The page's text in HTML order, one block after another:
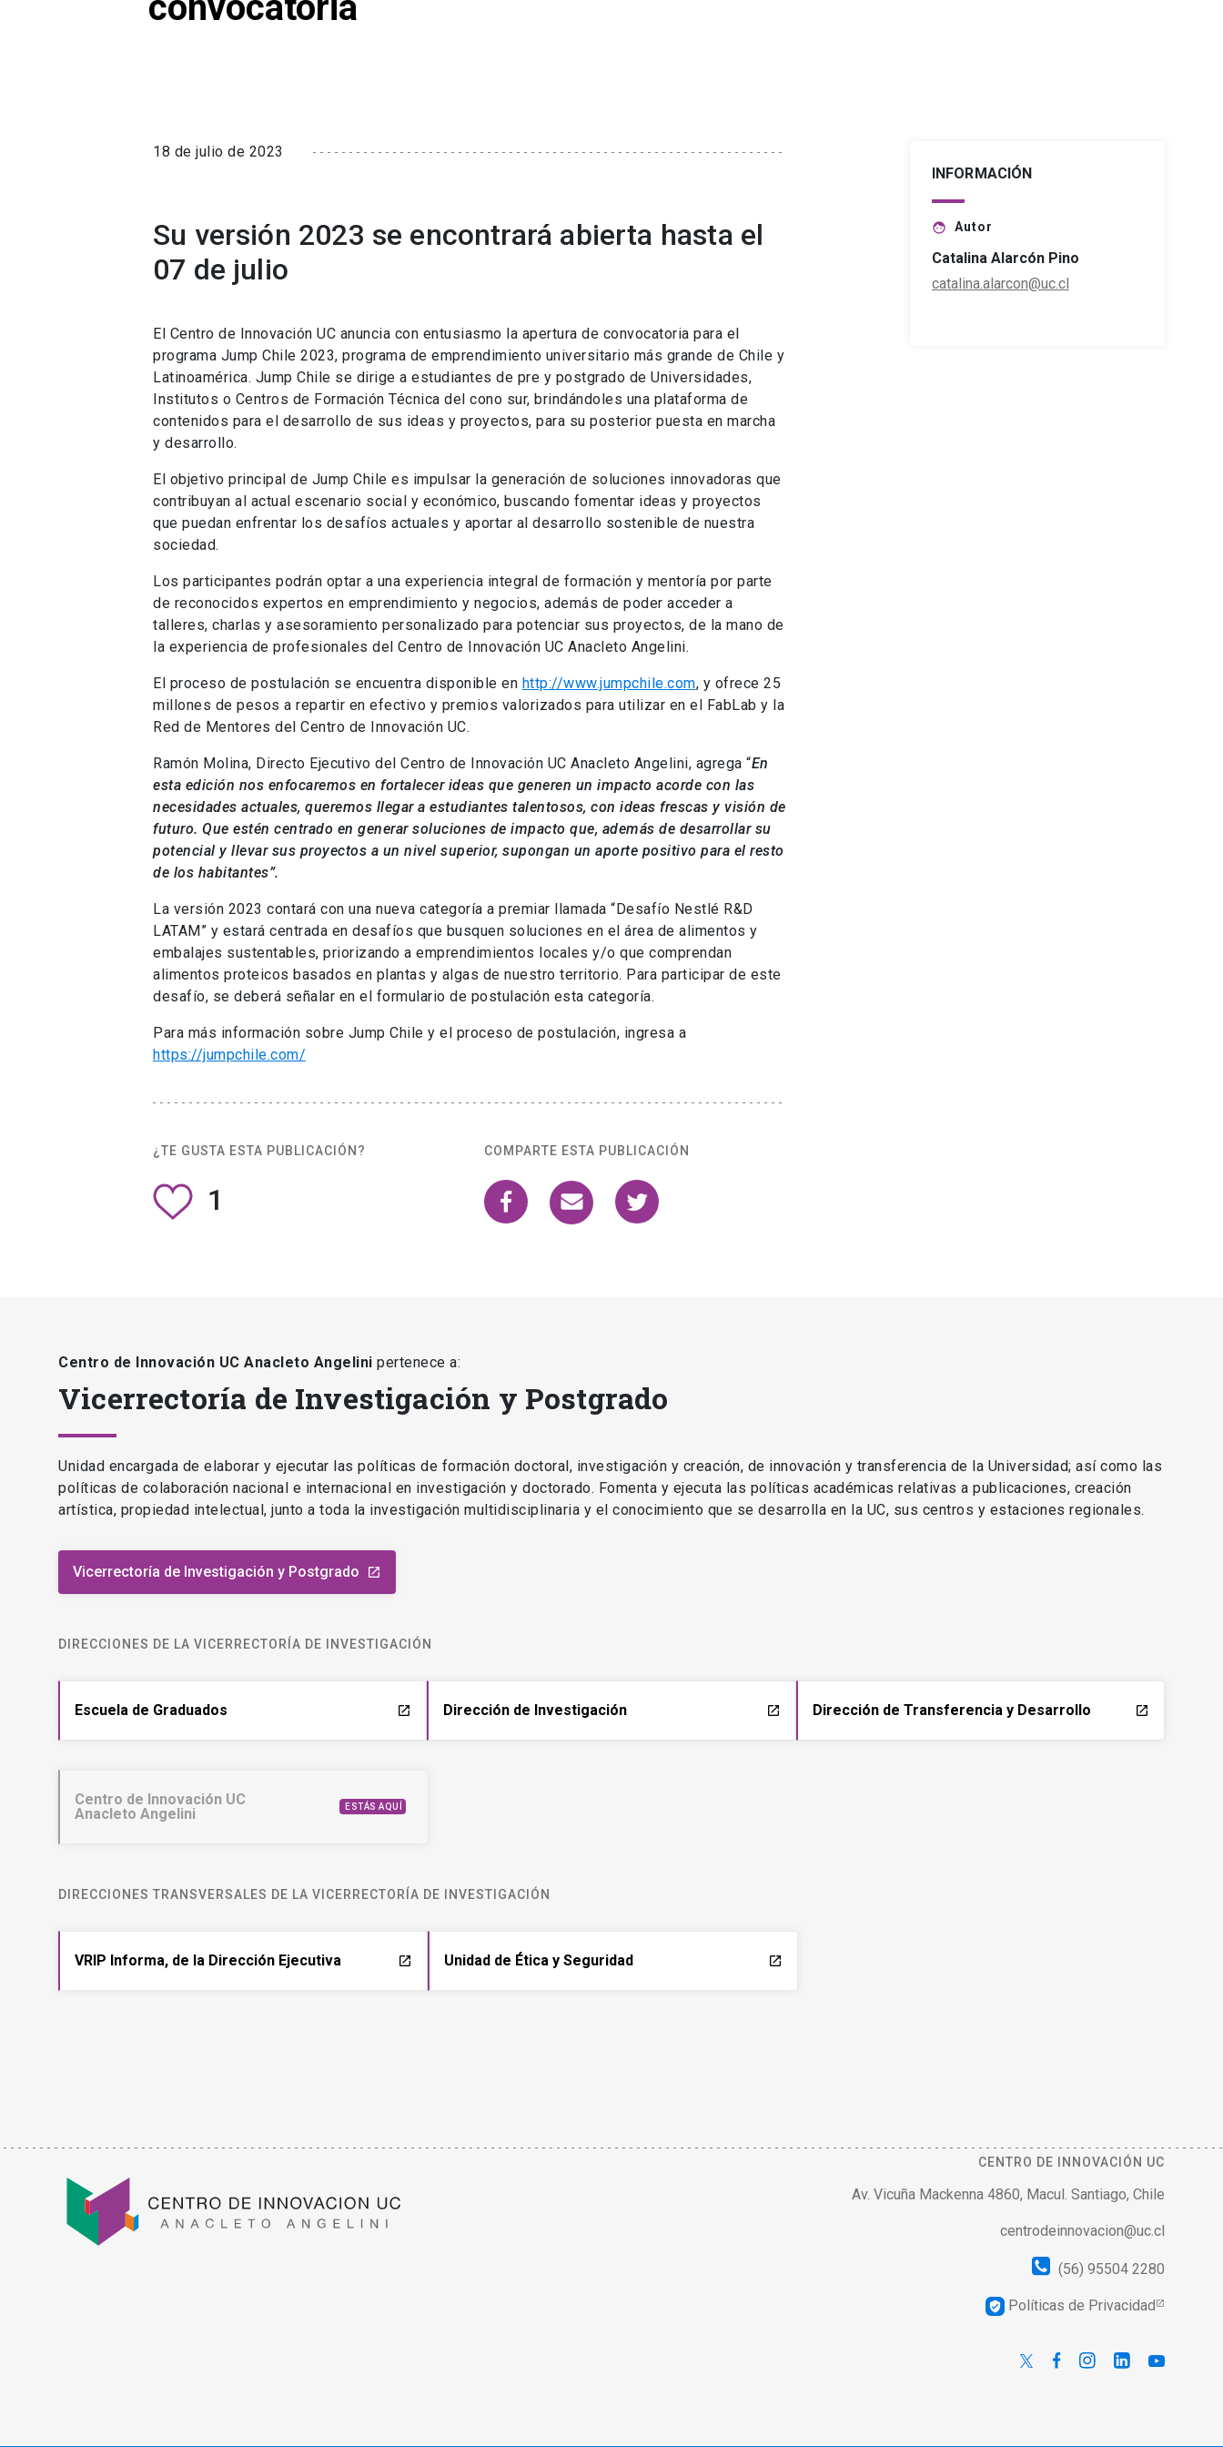
18 de julio de 2023
Su versión 2023 se encontrará abierta hasta el
07 de julio
El Centro de Innovación UC anuncia con entusiasmo la apertura de convocatoria para el
programa Jump Chile 2023, programa de emprendimiento universitario más grande de Chile y
Latinoamérica. Jump Chile se dirige a estudiantes de pre y postgrado de Universidades,
Institutos o Centros de Formación Técnica del cono sur, brindándoles una plataforma de
contenidos para el desarrollo de sus ideas y proyectos, para su posterior puesta en marcha
y desarrollo.
El objetivo principal de Jump Chile es impulsar la generación de soluciones innovadoras que
contribuyan al actual escenario social y económico, buscando fomentar ideas y proyectos
que puedan enfrentar los desafíos actuales y aportar al desarrollo sostenible de nuestra
sociedad.
Los participantes podrán optar a una experiencia integral de formación y mentoría por parte
de reconocidos expertos en emprendimiento y negocios, además de poder acceder a
talleres, charlas y asesoramiento personalizado para potenciar sus proyectos, de la mano de
la experiencia de profesionales del Centro de Innovación UC Anacleto Angelini.
El proceso de postulación se encuentra disponible en http://www.jumpchile.com, y ofrece 25
millones de pesos a repartir en efectivo y premios valorizados para utilizar en el FabLab y la
Red de Mentores del Centro de Innovación UC.
Ramón Molina, Directo Ejecutivo del Centro de Innovación UC Anacleto Angelini, agrega “En
esta edición nos enfocaremos en fortalecer ideas que generen un impacto acorde con las
necesidades actuales, queremos llegar a estudiantes talentosos, con ideas frescas y visión de
futuro. Que estén centrado en generar soluciones de impacto que, además de desarrollar su
potencial y llevar sus proyectos a un nivel superior, supongan un aporte positivo para el resto
de los habitantes”.
La versión 2023 contará con una nueva categoría a premiar llamada “Desafío Nestlé R&D
LATAM” y estará centrada en desafíos que busquen soluciones en el área de alimentos y
embalajes sustentables, priorizando a emprendimientos locales y/o que comprendan
alimentos proteicos basados en plantas y algas de nuestro territorio. Para participar de este
desafío, se deberá señalar en el formulario de postulación esta categoría.
Para más información sobre Jump Chile y el proceso de postulación, ingresa a
https://jumpchile.com/
¿TE GUSTA ESTA PUBLICACIÓN?
1
COMPARTE ESTA PUBLICACIÓN
INFORMACIÓN
face Autor
Catalina Alarcón Pino
catalina.alarcon@uc.cl
Centro de Innovación UC Anacleto Angelini pertenece a:
Vicerrectoría de Investigación y Postgrado
Unidad encargada de elaborar y ejecutar las políticas de formación doctoral, investigación y creación, de innovación y transferencia de la Universidad; así como las
políticas de colaboración nacional e internacional en investigación y doctorado. Fomenta y ejecuta las políticas académicas relativas a publicaciones, creación
artística, propiedad intelectual, junto a toda la investigación multidisciplinaria y el conocimiento que se desarrolla en la UC, sus centros y estaciones regionales.
Vicerrectoría de Investigación y Postgrado launch
DIRECCIONES DE LA VICERRECTORÍA DE INVESTIGACIÓN
Escuela de Graduados launch Dirección de Investigación launch Dirección de Transferencia y Desarrollo launch
Centro de Innovación UC
Anacleto Angelini
ESTÁS AQUÍ
DIRECCIONES TRANSVERSALES DE LA VICERRECTORÍA DE INVESTIGACIÓN
VRIP Informa, de la Dirección Ejecutiva launch Unidad de Ética y Seguridad launch
CENTRO DE INNOVACIÓN UC
Av. Vicuña Mackenna 4860, Macul. Santiago, Chile
centrodeinnovacion@uc.cl
(56) 95504 2280
verified_user Políticas de Privacidad